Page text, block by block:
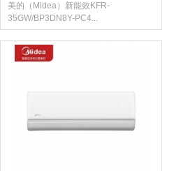
美的（Midea）新能效KFR-
35GW/BP3DN8Y-PC4...